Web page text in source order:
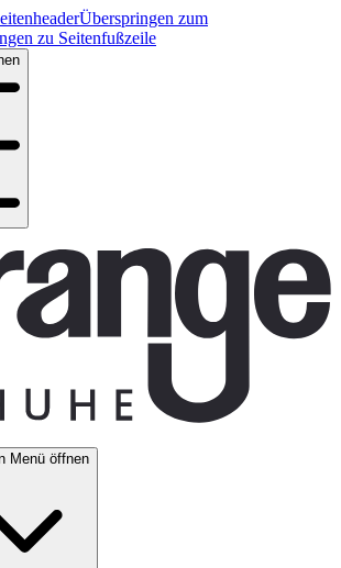
Überspringen zum
zu Seitenfußzeile
Menü öffnen